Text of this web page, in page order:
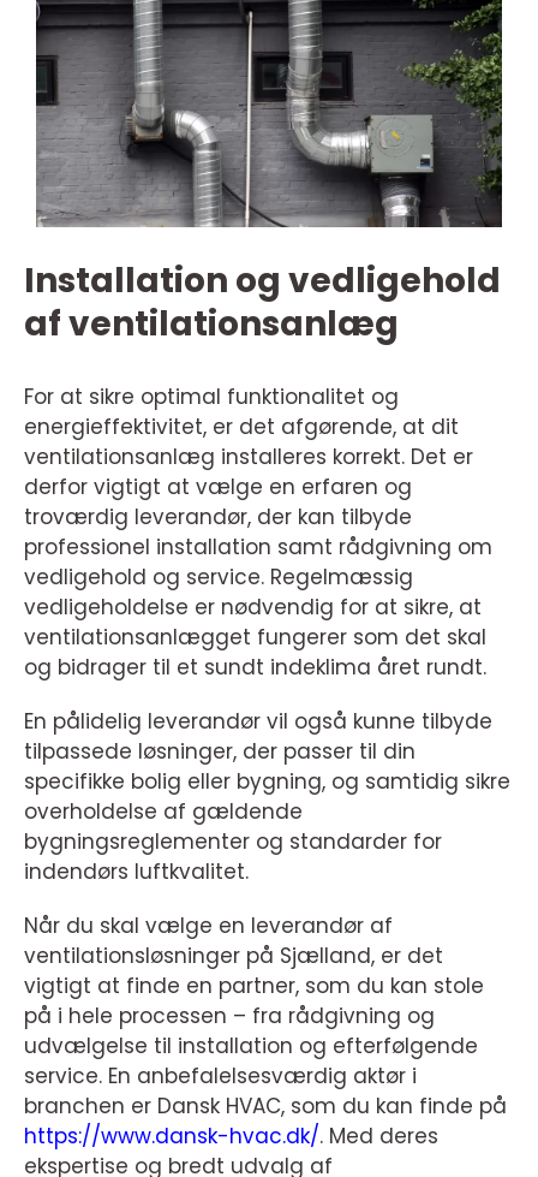
Installation og vedligehold
af ventilationsanlæg
For at sikre optimal funktionalitet og
energieffektivitet, er det afgørende, at dit
ventilationsanlæg installeres korrekt. Det er
derfor vigtigt at vælge en erfaren og
troværdig leverandør, der kan tilbyde
professionel installation samt rådgivning om
vedligehold og service. Regelmæssig
vedligeholdelse er nødvendig for at sikre, at
ventilationsanlægget fungerer som det skal
og bidrager til et sundt indeklima året rundt.
En pålidelig leverandør vil også kunne tilbyde
tilpassede løsninger, der passer til din
specifikke bolig eller bygning, og samtidig sikre
overholdelse af gældende
bygningsreglementer og standarder for
indendørs luftkvalitet.
Når du skal vælge en leverandør af
ventilationsløsninger på Sjælland, er det
vigtigt at finde en partner, som du kan stole
på i hele processen – fra rådgivning og
udvælgelse til installation og efterfølgende
service. En anbefalelsesværdig aktør i
branchen er Dansk HVAC, som du kan finde på
https://www.dansk-hvac.dk/. Med deres
ekspertise og bredt udvalg af